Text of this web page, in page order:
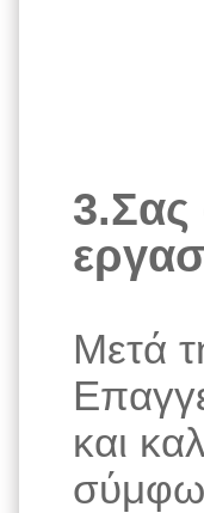
3.Σας
Μετά
και